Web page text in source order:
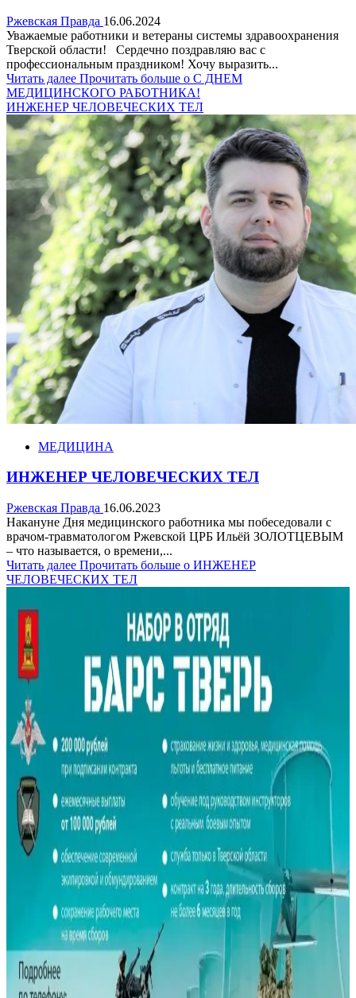
Ржевская Правда 16.06.2024
Уважаемые работники и ветераны системы здравоохранения
Тверской области! Сердечно поздравляю вас с
профессиональным праздником! Хочу выразить...
Читать далее Прочитать больше о С ДНЕМ
МЕДИЦИНСКОГО РАБОТНИКА!
ИНЖЕНЕР ЧЕЛОВЕЧЕСКИХ ТЕЛ
МЕДИЦИНА
ИНЖЕНЕР ЧЕЛОВЕЧЕСКИХ ТЕЛ
Ржевская Правда 16.06.2023
Накануне Дня медицинского работника мы побеседовали с
врачом-травматологом Ржевской ЦРБ Ильёй ЗОЛОТЦЕВЫМ
– что называется, о времени,...
Читать далее Прочитать больше о ИНЖЕНЕР
ЧЕЛОВЕЧЕСКИХ ТЕЛ